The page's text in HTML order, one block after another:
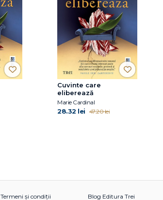
Cuvinte care
eliberează
Marie Cardinal
28.32 lei 47.20 lei
Termeni și condiții Blog Editura Trei